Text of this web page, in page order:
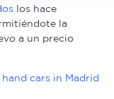
su
la Declaración
para personalizar
de redes
los hace
la
a un precio
cars in Madrid